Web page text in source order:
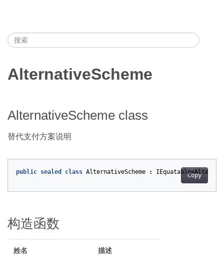
AlternativeScheme
AlternativeScheme class
替代支付方案说明
Copy
public sealed class AlternativeScheme : IEquatable<
构造函数
姓名 描述